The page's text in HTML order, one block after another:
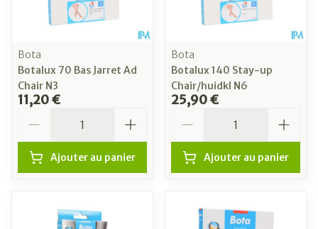
Bota
Botalux 70 Bas Jarret Ad
Chair N3
11,20 €
Ajouter au panier
Bota
Botalux 140 Stay-up
Chair/huidkl N6
25,90 €
Ajouter au panier